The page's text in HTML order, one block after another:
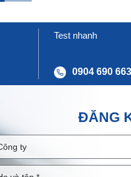
Test nhanh
0904 690 663
ĐĂNG